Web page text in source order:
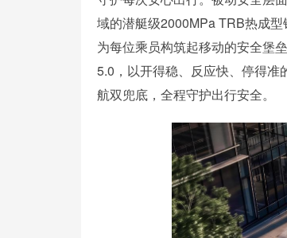
域的潜艇级2000MPa TRB热成
为每位乘员构筑起移动的安全堡
5.0，以开得稳、反应快、停得
航双兜底，全程守护出行安全。